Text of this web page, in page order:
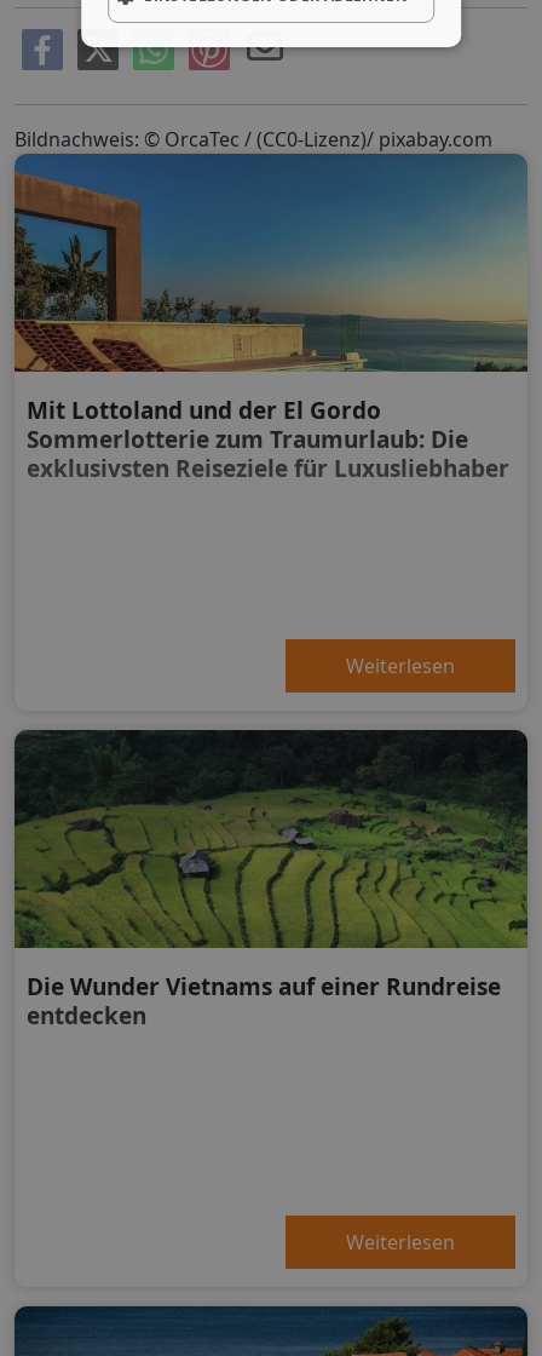
Bildnachweis: © OrcaTec / (CC0-Lizenz)/ pixabay.com
Mit Lottoland und der El Gordo
Sommerlotterie zum Traumurlaub: Die
exklusivsten Reiseziele für Luxusliebhaber
Weiterlesen
Die Wunder Vietnams auf einer Rundreise
entdecken
Weiterlesen